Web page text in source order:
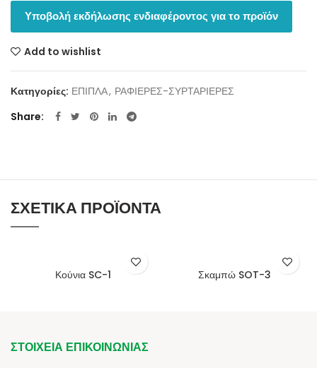
Υποβολή εκδήλωσης ενδιαφέροντος για το προϊόν
Add to wishlist
Κατηγορίες: ΕΠΙΠΛΑ, ΡΑΦΙΕΡΕΣ-ΣΥΡΤΑΡΙΕΡΕΣ
Share
ΣΧΕΤΙΚΆ ΠΡΟΪΌΝΤΑ
Κούνια SC-1 Σκαμπώ SOT-3
ΣΤΟΙΧΕΊΑ ΕΠΙΚΟΙΝΩΝΊΑΣ